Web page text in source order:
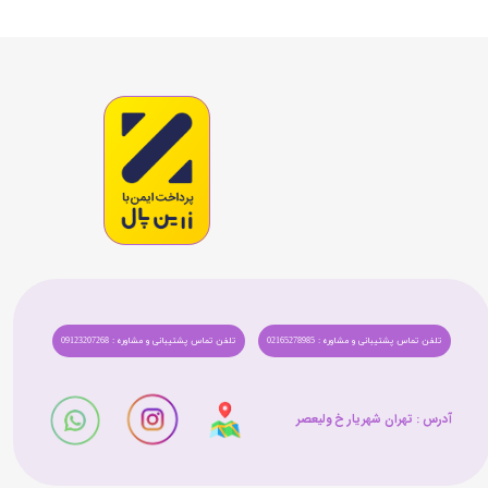
تلفن تماس پشتیبانی و مشاوره : 09123207268 تلفن تماس پشتیبانی و مشاوره : 02165278985
آدرس : تهران شهریار خ ولیعصر​​​​​​​